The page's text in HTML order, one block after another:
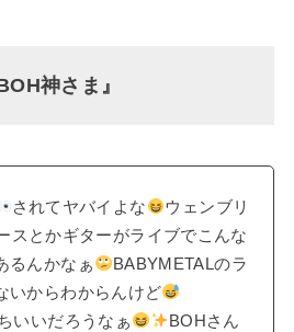
神さま』
されてヤバイよな
ウェンブリ
スとかギターがライブでこんな
るんかなぁ
BABYMETALのラ
いからわからんけど
いいだろうなぁ
BOHさん